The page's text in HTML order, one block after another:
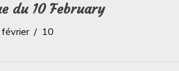
du 10 February
février 10